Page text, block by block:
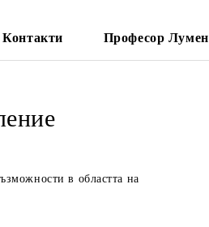
Контакти Професор Лумен
в областта на